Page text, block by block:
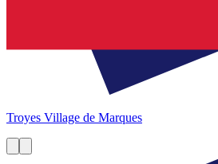
Troyes Village de Marques